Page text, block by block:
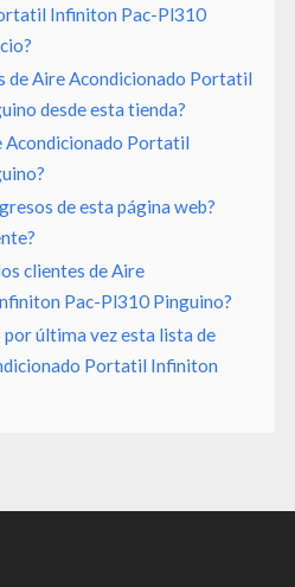
Infiniton Pac-Pl310
de Aire Acondicionado Portatil
desde esta tienda?
Acondicionado Portatil
de esta página web?
clientes de Aire
Pac-Pl310 Pinguino?
por última vez esta lista de
Portatil Infiniton